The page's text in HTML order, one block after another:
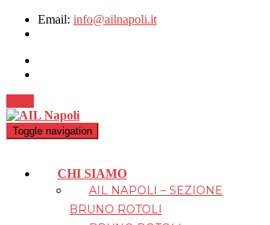
Email: info@ailnapoli.it
Toggle navigation
CHI SIAMO
AIL NAPOLI – SEZIONE
BRUNO ROTOLI